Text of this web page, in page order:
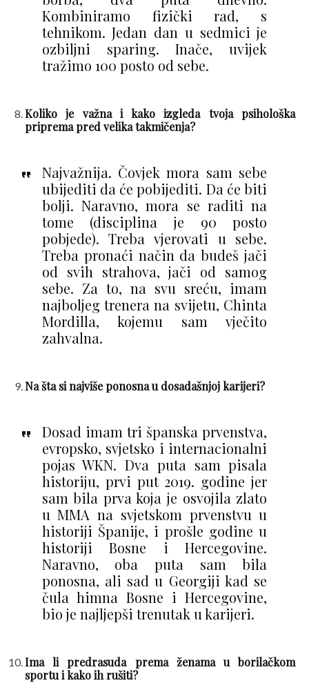
Kombiniramo fizički rad, s
tehnikom. Jedan dan u sedmici je
ozbiljni sparing. Inače, uvijek
tražimo 100 posto od sebe.
Koliko je važna i kako izgleda tvoja psihološka
priprema pred velika takmičenja?
Najvažnija. Čovjek mora sam sebe
ubijediti da će pobijediti. Da će biti
bolji. Naravno, mora se raditi na
tome (disciplina je 90 posto
pobjede). Treba vjerovati u sebe.
Treba pronaći način da budeš jači
od svih strahova, jači od samog
sebe. Za to, na svu sreću, imam
najboljeg trenera na svijetu, Chinta
Mordilla, kojemu sam vječito
zahvalna.
Na šta si najviše ponosna u dosadašnjoj karijeri?
Dosad imam tri španska prvenstva,
evropsko, svjetsko i internacionalni
pojas WKN. Dva puta sam pisala
historiju, prvi put 2019. godine jer
sam bila prva koja je osvojila zlato
u MMA na svjetskom prvenstvu u
historiji Španije, i prošle godine u
historiji Bosne i Hercegovine.
Naravno, oba puta sam bila
ponosna, ali sad u Georgiji kad se
čula himna Bosne i Hercegovine,
bio je najljepši trenutak u karijeri.
Ima li predrasuda prema ženama u borilačkom
sportu i kako ih rušiti?